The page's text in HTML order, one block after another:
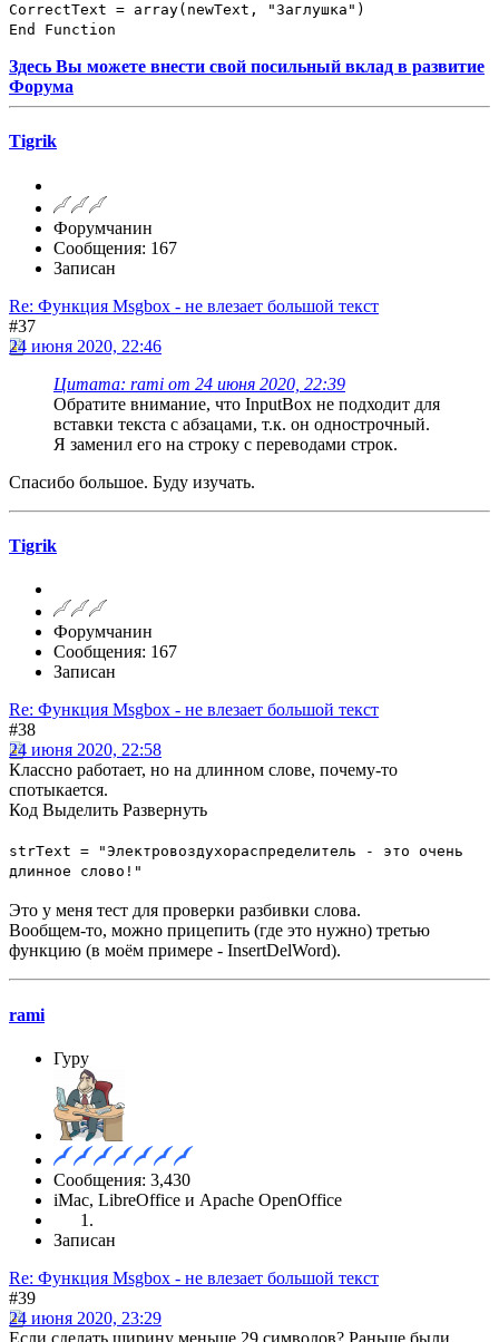
CorrectText = array(newText, "Заглушка")
End Function
Здесь Вы можете внести свой посильный вклад в развитие
Форума
Tigrik
Форумчанин
Сообщения: 167
Записан
Re: Функция Msgbox - не влезает большой текст
#37
24 июня 2020, 22:46
Цитата: rami от 24 июня 2020, 22:39
Обратите внимание, что InputBox не подходит для
вставки текста с абзацами, т.к. он однострочный.
Я заменил его на строку с переводами строк.
Спасибо большое. Буду изучать.
Tigrik
Форумчанин
Сообщения: 167
Записан
Re: Функция Msgbox - не влезает большой текст
#38
24 июня 2020, 22:58
Классно работает, но на длинном слове, почему-то
спотыкается.
Код Выделить Развернуть
strText = "Электровоздухораспределитель - это очень
длинное слово!"
Это у меня тест для проверки разбивки слова.
Вообщем-то, можно прицепить (где это нужно) третью
функцию (в моём примере - InsertDelWord).
rami
Гуру
Сообщения: 3,430
iMac, LibreOffice и Apache OpenOffice
Записан
Re: Функция Msgbox - не влезает большой текст
#39
24 июня 2020, 23:29
Если сделать ширину меньше 29 символов? Раньше были